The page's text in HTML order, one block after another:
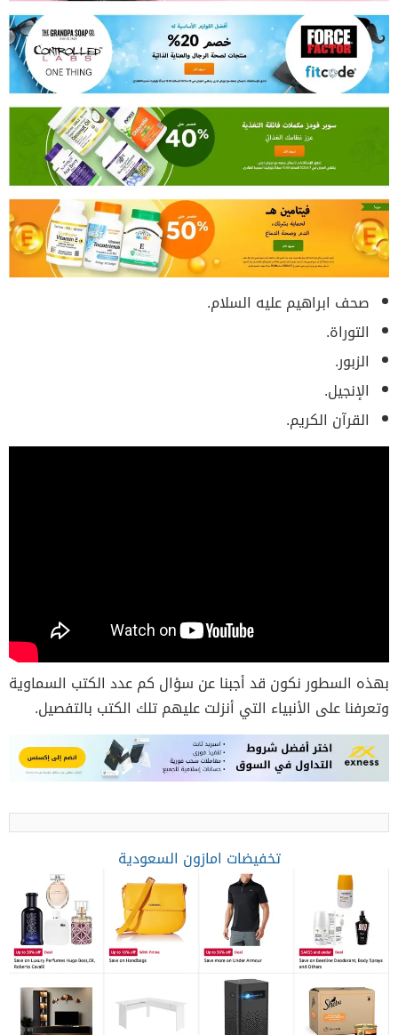
صحف ابراهيم عليه السلام.
التوراة.
الزبور.
الإنجيل.
القرآن الكريم.
بهذه السطور نكون قد أجبنا عن سؤال كم عدد الكتب السماوية
وتعرفنا على الأنبياء التي أنزلت عليهم تلك الكتب بالتفصيل.
تخفيضات امازون السعودية